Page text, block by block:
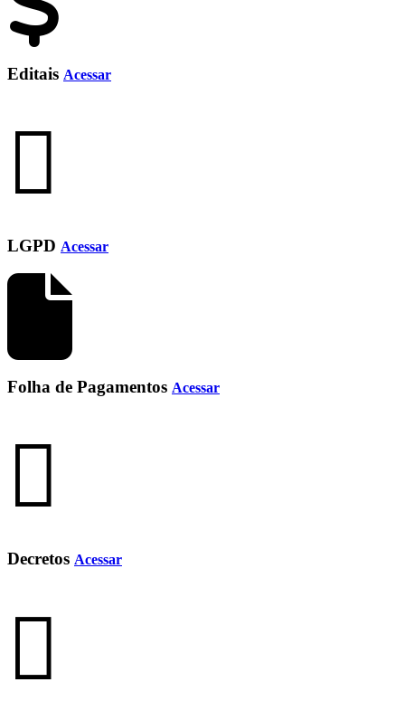
Editais Acessar
LGPD Acessar
Folha de Pagamentos Acessar
Decretos Acessar